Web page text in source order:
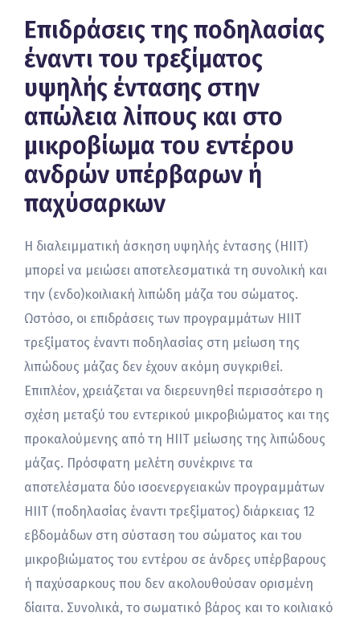
Επιδράσεις της ποδηλασίας
έναντι του τρεξίματος
υψηλής έντασης στην
απώλεια λίπους και στο
μικροβίωμα του εντέρου
ανδρών υπέρβαρων ή
παχύσαρκων
Η διαλειμματική άσκηση υψηλής έντασης (HIIT)
μπορεί να μειώσει αποτελεσματικά τη συνολική και
την (ενδο)κοιλιακή λιπώδη μάζα του σώματος.
Ωστόσο, οι επιδράσεις των προγραμμάτων HIIΤ
τρεξίματος έναντι ποδηλασίας στη μείωση της
λιπώδους μάζας δεν έχουν ακόμη συγκριθεί.
Επιπλέον, χρειάζεται να διερευνηθεί περισσότερο η
σχέση μεταξύ του εντερικού μικροβιώματος και της
προκαλούμενης από τη HIIT μείωσης της λιπώδους
μάζας. Πρόσφατη μελέτη συνέκρινε τα
αποτελέσματα δύο ισοενεργειακών προγραμμάτων
HIIT (ποδηλασίας έναντι τρεξίματος) διάρκειας 12
εβδομάδων στη σύσταση του σώματος και του
μικροβιώματος του εντέρου σε άνδρες υπέρβαρους
ή παχύσαρκους που δεν ακολουθούσαν ορισμένη
δίαιτα. Συνολικά, το σωματικό βάρος και το κοιλιακό